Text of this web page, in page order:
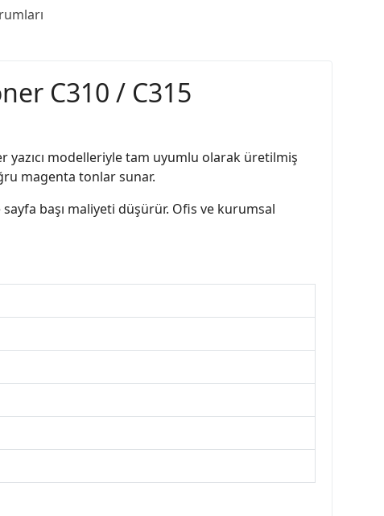
C310 / C315
yazıcı modelleriyle tam uyumlu olarak üretilmiş
magenta tonlar sunar.
başı maliyeti düşürür. Ofis ve kurumsal